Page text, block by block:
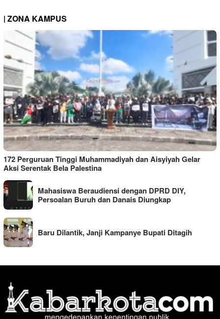
| ZONA KAMPUS
172 Perguruan Tinggi Muhammadiyah dan Aisyiyah Gelar
Aksi Serentak Bela Palestina
Mahasiswa Beraudiensi dengan DPRD DIY,
Persoalan Buruh dan Danais Diungkap
Baru Dilantik, Janji Kampanye Bupati Ditagih